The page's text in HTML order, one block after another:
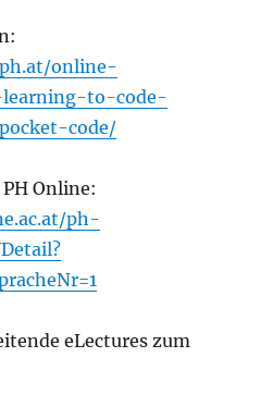
online-
learning-to-code-
code/
Online:
ph-
eLectures zum